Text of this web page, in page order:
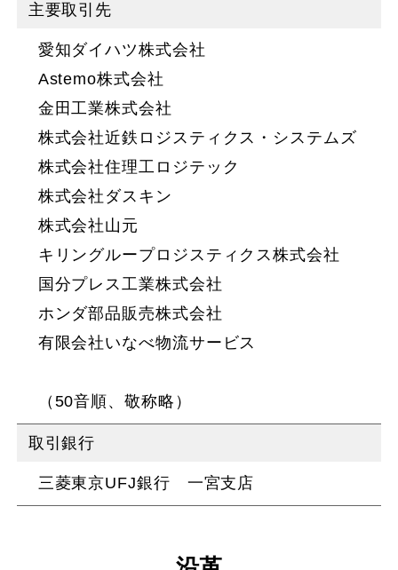
主要取引先
愛知ダイハツ株式会社
Astemo株式会社
金田工業株式会社
株式会社近鉄ロジスティクス・システムズ
株式会社住理工ロジテック
株式会社ダスキン
株式会社山元
キリングループロジスティクス株式会社
国分プレス工業株式会社
ホンダ部品販売株式会社
有限会社いなべ物流サービス
（50音順、敬称略）
取引銀行
三菱東京UFJ銀行 一宮支店